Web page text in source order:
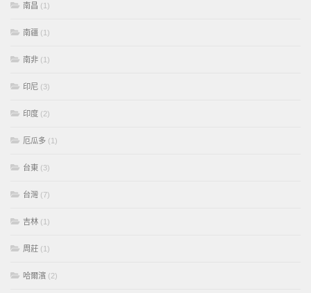
南昌 (1)
南疆 (1)
南非 (1)
印尼 (3)
印度 (2)
厄瓜多 (1)
台東 (3)
台灣 (7)
吉林 (1)
周莊 (1)
哈爾濱 (2)